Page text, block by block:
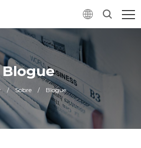
Blogue
/ Sobre / Blogue